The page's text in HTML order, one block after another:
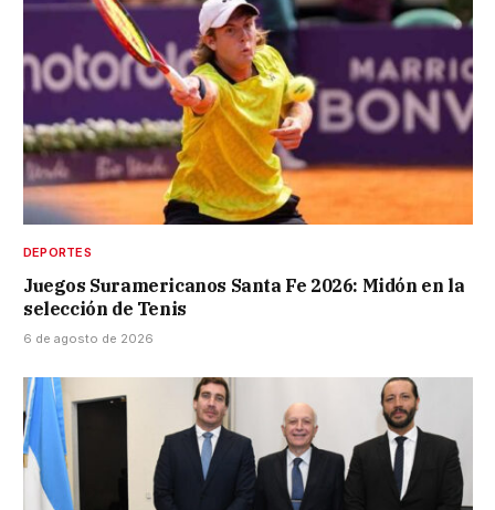
DEPORTES
Juegos Suramericanos Santa Fe 2026: Midón en la
selección de Tenis
6 de agosto de 2026